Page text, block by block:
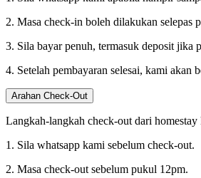
2. Masa check-in boleh dilakukan selepas
3. Sila bayar penuh, termasuk deposit jika
4. Setelah pembayaran selesai, kami akan
Arahan Check-Out
Langkah-langkah check-out dari homestay
1. Sila whatsapp kami sebelum check-out.
2. Masa check-out sebelum pukul 12pm.